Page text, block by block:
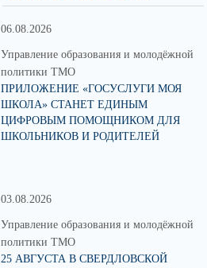
06.08.2026
Управление образования и молодёжной
политики ТМО
ПРИЛОЖЕНИЕ «ГОСУСЛУГИ МОЯ
ШКОЛА» СТАНЕТ ЕДИНЫМ
ЦИФРОВЫМ ПОМОЩНИКОМ ДЛЯ
ШКОЛЬНИКОВ И РОДИТЕЛЕЙ
03.08.2026
Управление образования и молодёжной
политики ТМО
25 АВГУСТА В СВЕРДЛОВСКОЙ